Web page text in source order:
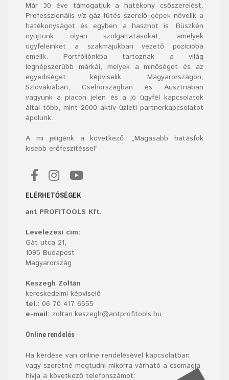
Már 30 éve támogatjuk a hatékony csőszerelést.
Professzionális víz-gáz-fűtés szerelő gépeknövelik a
hatékonyságot és egyben a hasznot is. Büszkén
nyújtunk olyan szolgáltatásokat, amelyek
ügyfeleinket a szakmájukban vezető pozícióba
emelik. Portfóliónkba tartoznak a világ
legnépszerűbb márkái, melyek a minőséget és az
egyediséget képviselik. Magyarországon,
Szlovákiában, Csehországban és Ausztriában
vagyunk a piacon jelen és a jó ügyfél kapcsolatok
által több, mint 2000 aktív üzleti partnerkapcsolatot
ápolunk.
A mi jeligénk a következő: „Magasabb hatásfok
kisebb erőfeszítéssel”
ELÉRHETŐSÉGEK
ant PROFITOOLS Kft.
Levelezési cím:
Gát utca 21,
1095 Budapest
Magyarország
Keszegh Zoltán
kereskedelmi képviselő
tel.: 06 70 417 6555
e-mail: zoltan.keszegh@antprofitools.hu
Online rendelés
Ha kérdése van online rendelésével kapcsolatban,
vagy szeretné megtudni mikorra várható a csomagja
hívja a következő telefonszámot: